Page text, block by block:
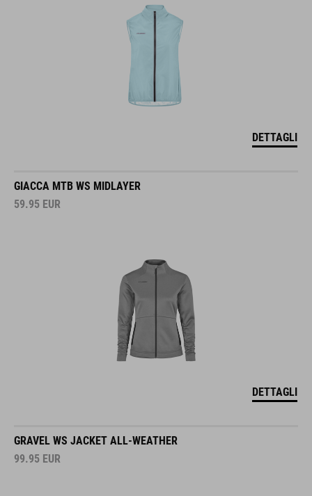
DETTAGLI
GIACCA MTB WS MIDLAYER
59.95 EUR
DETTAGLI
GRAVEL WS JACKET ALL-WEATHER
99.95 EUR